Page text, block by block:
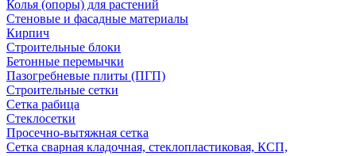
Колья (опоры) для растений
Стеновые и фасадные материалы
Кирпич
Строительные блоки
Бетонные перемычки
Пазогребневые плиты (ПГП)
Строительные сетки
Сетка рабица
Стеклосетки
Просечно-вытяжная сетка
Сетка сварная кладочная, стеклопластиковая, КСП,